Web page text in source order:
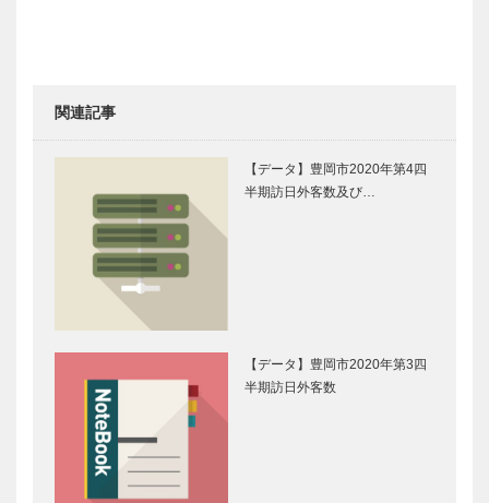
関連記事
【データ】豊岡市2020年第4四
半期訪日外客数及び…
【データ】豊岡市2020年第3四
半期訪日外客数